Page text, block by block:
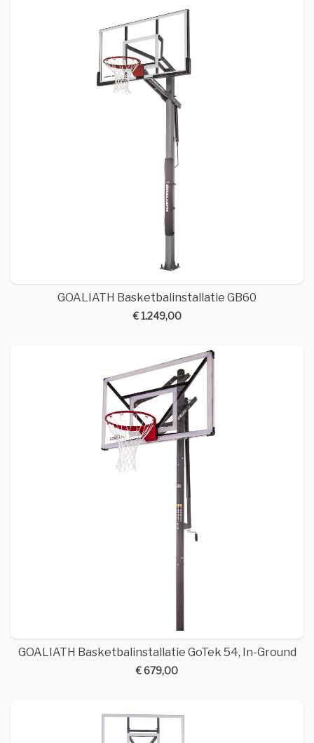
GOALIATH Basketbalinstallatie GB60
€ 1.249,00
GOALIATH Basketbalinstallatie GoTek 54, In-Ground
€ 679,00